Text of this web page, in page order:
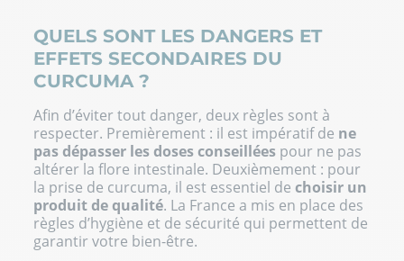
QUELS SONT LES DANGERS ET
EFFETS SECONDAIRES DU
CURCUMA ?
Afin d’éviter tout danger, deux règles sont à
respecter. Premièrement : il est impératif de ne
pas dépasser les doses conseillées pour ne pas
altérer la flore intestinale. Deuxièmement : pour
la prise de curcuma, il est essentiel dechoisir un
produit de qualité. La France a mis en place des
règles d’hygiène et de sécurité qui permettent de
garantir votre bien-être.